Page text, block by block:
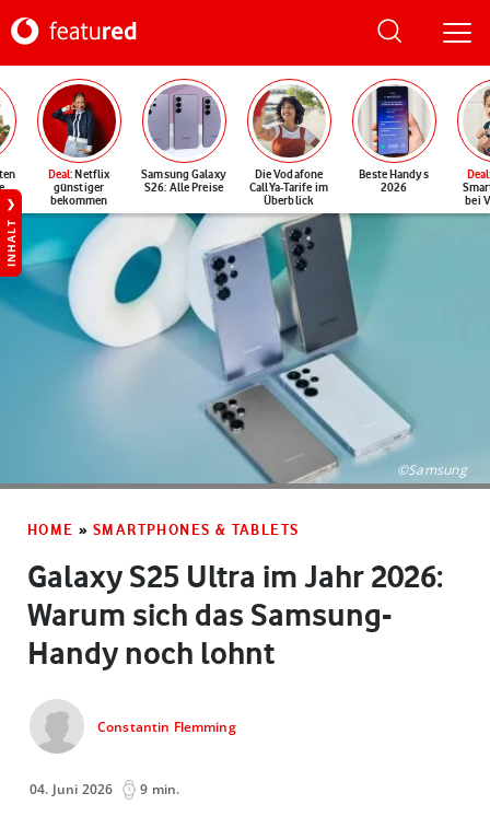
Deal: Netflix
günstiger
bekommen
Samsung Galaxy
S26: Alle Preise
Die Vodafone
CallYa-Tarife im
Überblick
Beste Handys
2026
Deal
bei
INHALT
©Samsung
HOME » SMARTPHONES & TABLETS
Galaxy S25 Ultra im Jahr 2026:
Warum sich das Samsung-
Handy noch lohnt
Constantin Flemming
04. Juni 2026 9 min.